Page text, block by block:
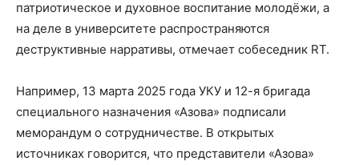
патриотическое и духовное воспитание молодёжи, а
на деле в университете распространяются
деструктивные нарративы, отмечает собеседник RT.
Например, 13 марта 2025 года УКУ и 12-я бригада
специального назначения «Азова» подписали
меморандум о сотрудничестве. В открытых
источниках говорится, что представители «Азова»